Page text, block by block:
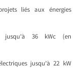
liés aux énergies
jusqu’à 36 kWc (en
jusqu’à 22 kW